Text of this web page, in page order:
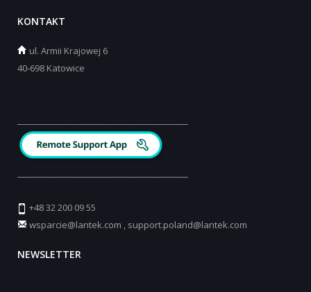
KONTAKT
ul. Armii Krajowej 6
40-698 Katowice
+48 32 200 09 55
wsparcie@lantek.com , support.poland@lantek.com
NEWSLETTER